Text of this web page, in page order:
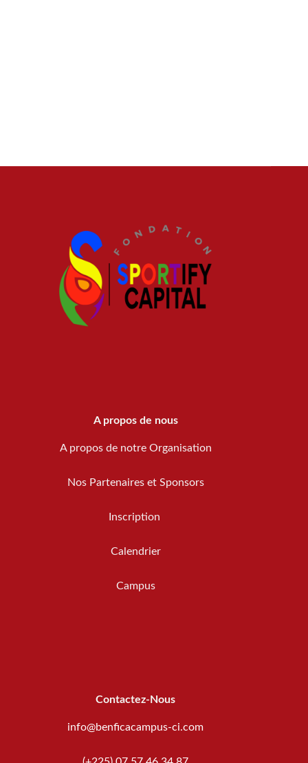
A propos de nous
A propos de notre Organisation
Nos Partenaires et Sponsors
Inscription
Calendrier
Campus
Contactez-Nous
info@benficacampus-ci.com